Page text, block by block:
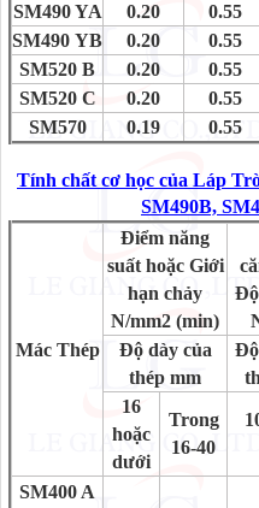
SM490 YA
0.20 0.55
SM490 YB
0.20 0.55
SM520 B
0.20 0.55
SM520 C
0.20 0.55
SM570
0.19 0.55
Tính chất cơ học của Láp
SM490B,
Mác Thép
Điểm năng
suất hoặc Giới
hạn chảy
N/mm2 (min)
Độ dày của
thép mm
16
hoặc
dưới
Trong
16-40
SM400 A